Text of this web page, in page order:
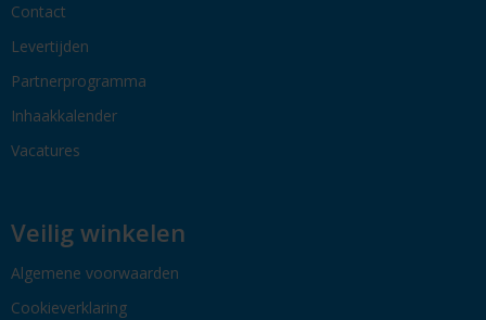
Contact
Levertijden
Partnerprogramma
Inhaakkalender
Vacatures
Veilig winkelen
Algemene voorwaarden
Cookieverklaring